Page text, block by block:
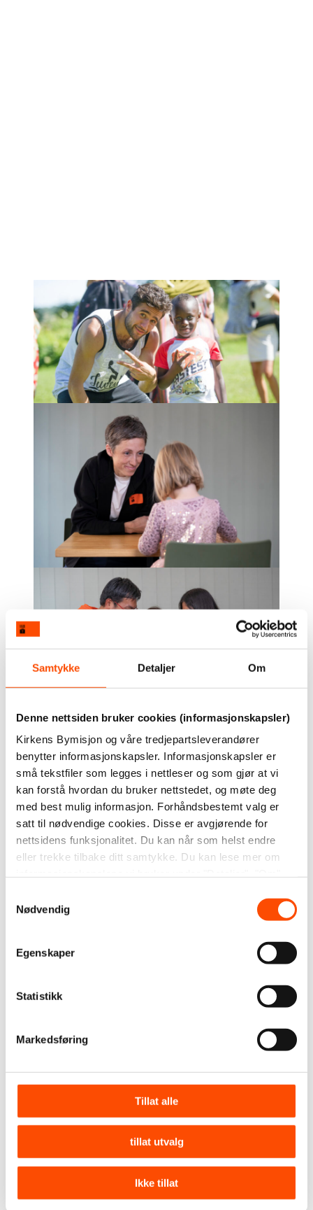
Samtykke Detaljer Om
Denne nettsiden bruker cookies (informasjonskapsler)
Kirkens Bymisjon og våre tredjepartsleverandører
benytter informasjonskapsler. Informasjonskapsler er
små tekstfiler som legges i nettleser og som gjør at vi
kan forstå hvordan du bruker nettstedet, og møte deg
med best mulig informasjon. Forhåndsbestemt valg er
satt til nødvendige cookies. Disse er avgjørende for
nettsidens funksjonalitet. Du kan når som helst endre
eller trekke tilbake ditt samtykke. Du kan lese mer om
Nødvendig
Egenskaper
Statistikk
Markedsføring
Tillat alle
tillat utvalg
Ikke tillat